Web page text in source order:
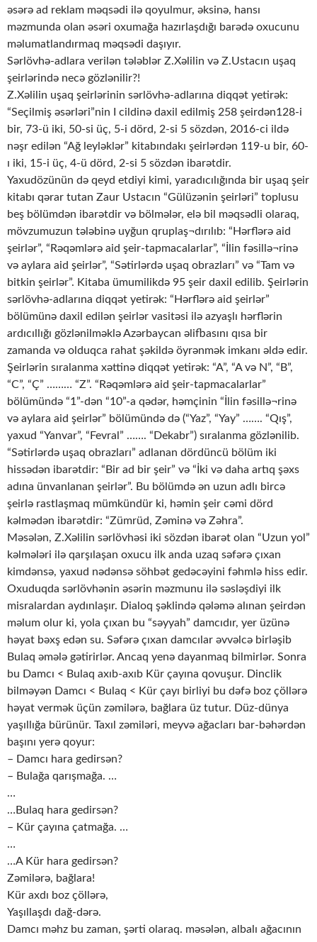
əsərə ad reklam məqsədi ilə qoyulmur, əksinə, hansı
məzmunda olan əsəri oxumağa hazırlaşdığı barədə oxucunu
məlumatlandırmaq məqsədi daşıyır.
Sərlövhə-adlara verilən tələblər Z.Xəlilin və Z.Ustacın uşaq
şeirlərində necə gözlənilir?!
Z.Xəlilin uşaq şeirlərinin sərlövhə-adlarına diqqət yetirək:
“Seçilmiş əsərləri”nin I cildinə daxil edilmiş 258 şeirdən128-i
bir, 73-ü iki, 50-si üç, 5-i dörd, 2-si 5 sözdən, 2016-ci ildə
nəşr edilən “Ağ leyləklər” kitabındakı şeirlərdən 119-u bir, 60-
ı iki, 15-i üç, 4-ü dörd, 2-si 5 sözdən ibarətdir.
Yaxudözünün də qeyd etdiyi kimi, yaradıcılığında bir uşaq şeir
kitabı qərar tutan Zaur Ustacın “Gülüzənin şeirləri” toplusu
beş bölümdən ibarətdir və bölmələr, elə bil məqsədli olaraq,
mövzumuzun tələbinə uyğun qruplaş¬dırılıb: “Hərflərə aid
şeirlər”, “Rəqəmlərə aid şeir-tapmacalarlar”, “İlin fəsillə¬rinə
və aylara aid şeirlər”, “Sətirlərdə uşaq obrazları” və “Tam və
bitkin şeirlər”. Kitaba ümumilikdə 95 şeir daxil edilib. Şeirlərin
sərlövhə-adlarına diqqət yetirək: “Hərflərə aid şeirlər”
bölümünə daxil edilən şeirlər vasitəsi ilə azyaşlı hərflərin
ardıcıllığı gözlənilməklə Azərbaycan əlifbasını qısa bir
zamanda və olduqca rahat şəkildə öyrənmək imkanı əldə edir.
Şeirlərin sıralanma xəttinə diqqət yetirək: “A”, “A və N”, “B”,
“C”, “Ç” ……… “Z”. “Rəqəmlərə aid şeir-tapmacalarlar”
bölümündə “1”-dən “10”-a qədər, həmçinin “İlin fəsillə¬rinə
və aylara aid şeirlər” bölümündə də (“Yaz”, “Yay” ……. “Qış”,
yaxud “Yanvar”, “Fevral” ……. “Dekabr”) sıralanma gözlənilib.
“Sətirlərdə uşaq obrazları” adlanan dördüncü bölüm iki
hissədən ibarətdir: “Bir ad bir şeir” və “İki və daha artıq şəxs
adına ünvanlanan şeirlər”. Bu bölümdə ən uzun adlı bircə
şeirlə rastlaşmaq mümkündür ki, həmin şeir cəmi dörd
kəlmədən ibarətdir: “Zümrüd, Zəminə və Zəhra”.
Məsələn, Z.Xəlilin sərlövhəsi iki sözdən ibarət olan “Uzun yol”
kəlmələri ilə qarşılaşan oxucu ilk anda uzaq səfərə çıxan
kimdənsə, yaxud nədənsə söhbət gedəcəyini fəhmlə hiss edir.
Oxuduqda sərlövhənin əsərin məzmunu ilə səsləşdiyi ilk
misralardan aydınlaşır. Dialoq şəklində qələmə alınan şeirdən
məlum olur ki, yola çıxan bu “səyyah” damcıdır, yer üzünə
həyat bəxş edən su. Səfərə çıxan damcılar əvvəlcə birləşib
Bulaq əmələ gətirirlər. Ancaq yenə dayanmaq bilmirlər. Sonra
bu Damcı ˂ Bulaq axıb-axıb Kür çayına qovuşur. Dinclik
bilməyən Damcı ˂ Bulaq ˂ Kür çayı birliyi bu dəfə boz çöllərə
həyat vermək üçün zəmilərə, bağlara üz tutur. Düz-dünya
yaşıllığa bürünür. Taxıl zəmiləri, meyvə ağacları bar-bəhərdən
başını yerə qoyur:
– Damcı hara gedirsən?
– Bulağa qarışmağa. …
…
…Bulaq hara gedirsən?
– Kür çayına çatmağa. …
…
…A Kür hara gedirsən?
Zəmilərə, bağlara!
Kür axdı boz çöllərə,
Yaşıllaşdı dağ-dərə.
Damcı məhz bu zaman, şərti olaraq. məsələn, albalı ağacının